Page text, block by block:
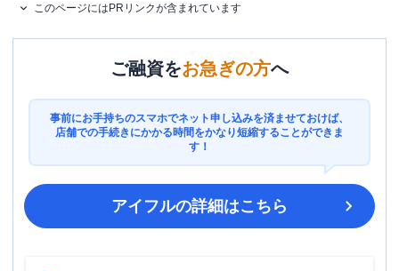
このページにはPRリンクが含まれています
ご融資をお急ぎの方へ
事前にお手持ちのスマホでネット申し込みを済ませておけば、
店舗での手続きにかかる時間をかなり短縮することができま
す！
アイフルの詳細はこちら